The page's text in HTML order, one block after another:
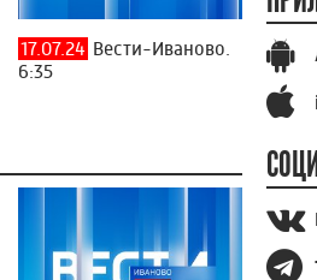
17.07.24 Вести-Иваново.
6:35